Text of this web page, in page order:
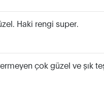
Haki rengi super.
çok güzel ve şık